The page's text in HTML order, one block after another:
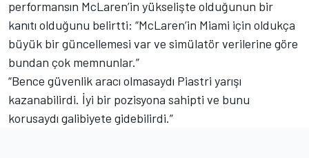
performansın McLaren’in yükselişte olduğunun bir
kanıtı olduğunu belirtti: “McLaren’in Miami için oldukça
büyük bir güncellemesi var ve simülatör verilerine göre
bundan çok memnunlar.”
“Bence güvenlik aracı olmasaydı Piastri yarışı
kazanabilirdi. İyi bir pozisyona sahipti ve bunu
korusaydı galibiyete gidebilirdi.”